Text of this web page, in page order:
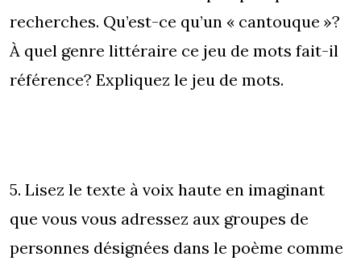
recherches. Qu’est-ce qu’un « cantouque »?
À quel genre littéraire ce jeu de mots fait-il
référence? Expliquez le jeu de mots.
5. Lisez le texte à voix haute en imaginant
que vous vous adressez aux groupes de
personnes désignées dans le poème comme